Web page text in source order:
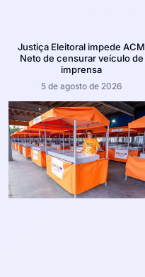
Justiça Eleitoral impede ACM
Neto de censurar veículo de
imprensa
5 de agosto de 2026